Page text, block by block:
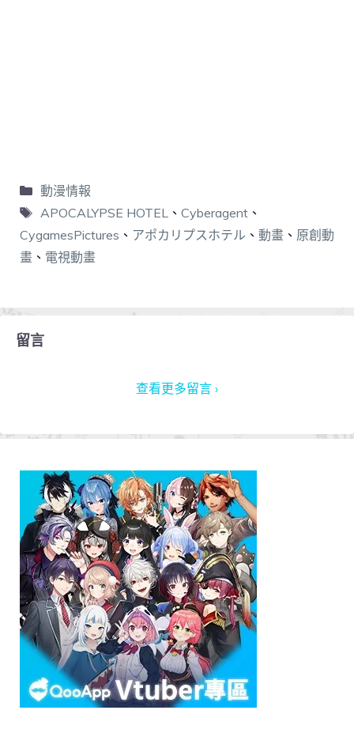
動漫情報
APOCALYPSE HOTEL、 Cyberagent、
CygamesPictures 、 アポカリプスホテル 、 動畫 、 原創動
畫 、 電視動畫
留言
查看更多留言 ›